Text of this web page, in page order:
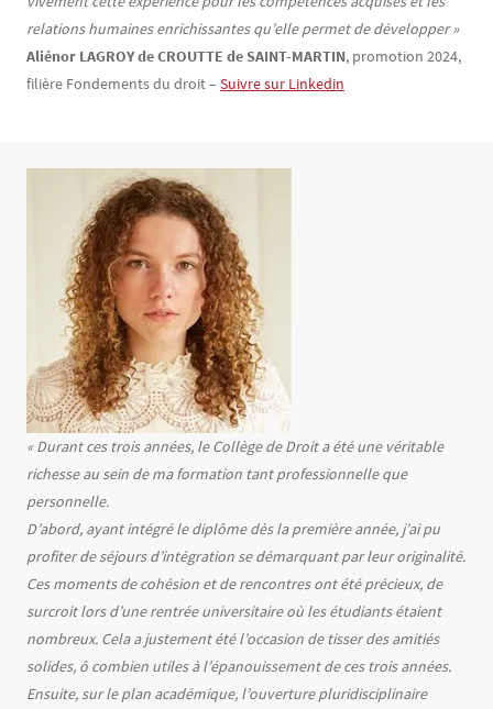
relations humaines enrichissantes qu’elle permet de développer »
Aliénor LAGROY de CROUTTE de SAINT-MARTIN, promotion 2024,
filière Fondements du droit – Suivre sur Linkedin
Texte
« Durant ces trois années, le Collège de Droit a été une véritable
richesse au sein de ma formation tant professionnelle que
personnelle.
D’abord, ayant intégré le diplôme dès la première année, j’ai pu
profiter de séjours d’intégration se démarquant par leur originalité.
Ces moments de cohésion et de rencontres ont été précieux, de
surcroit lors d’une rentrée universitaire où les étudiants étaient
nombreux. Cela a justement été l’occasion de tisser des amitiés
solides, ô combien utiles à l’épanouissement de ces trois années.
Ensuite, sur le plan académique, l’ouverture pluridisciplinaire